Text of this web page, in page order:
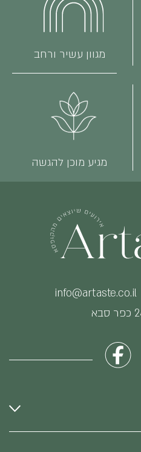
מגוון עשיר ורחב
מגיע מוכן להגשה
info@artaste.co.il